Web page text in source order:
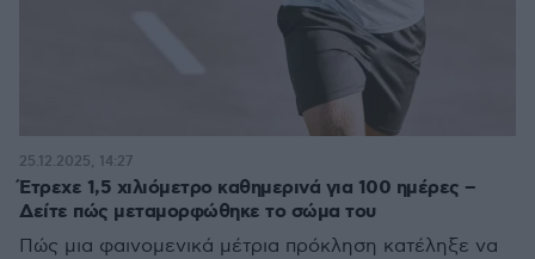
Έτρεχε 1,5 χιλιόμετρο καθημερινά για 100 ημέρες –
Δείτε πώς μεταμορφώθηκε το σώμα του
Πώς μια φαινομενικά μέτρια πρόκληση κατέληξε να
25.12.2025, 14:27